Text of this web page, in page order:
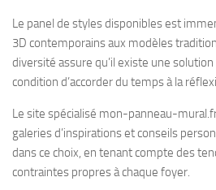
Le panel de styles disponibles est
3D contemporains aux modèles
diversité assure qu’il existe une
condition d’accorder du temps à la
Le site spécialisé mon-panneau-
galeries d’inspirations et conseils
dans ce choix, en tenant compte des
contraintes propres à chaque foyer.